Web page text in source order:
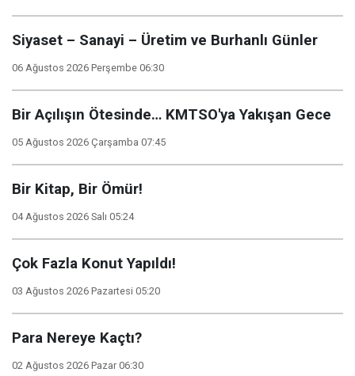
Siyaset – Sanayi – Üretim ve Burhanlı Günler
06 Ağustos 2026 Perşembe 06:30
Bir Açılışın Ötesinde… KMTSO'ya Yakışan Gece
05 Ağustos 2026 Çarşamba 07:45
Bir Kitap, Bir Ömür!
04 Ağustos 2026 Salı 05:24
Çok Fazla Konut Yapıldı!
03 Ağustos 2026 Pazartesi 05:20
Para Nereye Kaçtı?
02 Ağustos 2026 Pazar 06:30